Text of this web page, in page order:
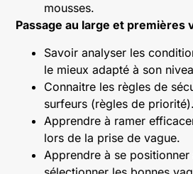
mousses.
Passage au large et premières
Savoir analyser les
le mieux adapté à son
Connaitre les règles de
surfeurs (règles de priorité).
Apprendre à ramer
lors de la prise de vague.
Apprendre à se